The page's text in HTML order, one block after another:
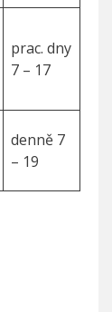
prac. dny
7 – 17
denně 7
– 19